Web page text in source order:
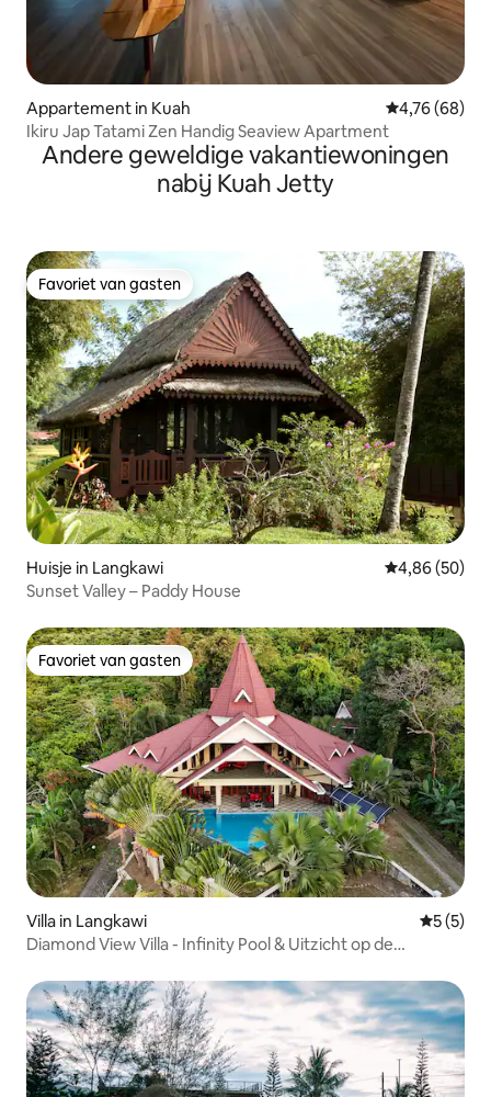
Appartement in Kuah Gemiddelde
4,76 (68)
Ikiru Jap Tatami Zen Handig Seaview Apartment
Andere geweldige vakantiewoningen
nabij Kuah Jetty
Favoriet van gasten
Favoriet van gasten
Huisje in Langkawi Gemiddelde
4,86 (50)
Sunset Valley – Paddy House
Favoriet van gasten
Favoriet van gasten
Villa in Langkawi
5 (5)
Diamond View Villa - Infinity Pool & Uitzicht op de